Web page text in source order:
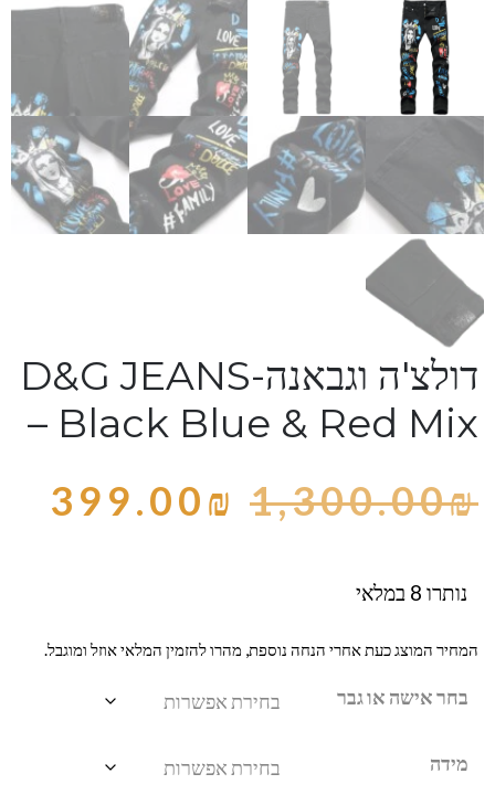
דולצ'ה וגבאנה-D&G JEANS
– Black Blue & Red Mix
1,300.00₪
399.00₪
נותרו 8 במלאי
המחיר המוצג כעת אחרי הנחה נוספת, מהרו להזמין המלאי אוזל ומוגבל.
בחר אישה או גבר
מידה